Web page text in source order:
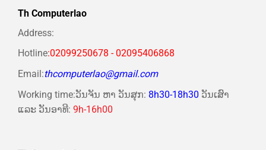
Th Computerlao
Address:
Hotline:02099250678 - 02095406868
Email:thcomputerlao@gmail.com
Working time:ວັນຈັນ ຫາ ວັນສຸກ: 8h30-18h30 ວັນເສົາ
ແລະ ວັນອາທີ: 9h-16h00